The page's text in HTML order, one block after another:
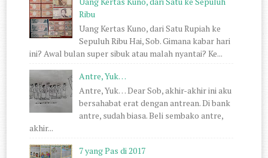
Ribu
Uang Kertas Kuno, dari Satu Rupiah ke
Sepuluh Ribu Hai, Sob. Gimana kabar hari
ini? Awal bulan super sibuk atau malah nyantai? Ke...
Antre, Yuk…
Antre, Yuk… Dear Sob, akhir-akhir ini aku
bersahabat erat dengan antrean. Di bank
antre, sudah biasa. Beli sembako antre,
akhir...
7 yang Pas di 2017